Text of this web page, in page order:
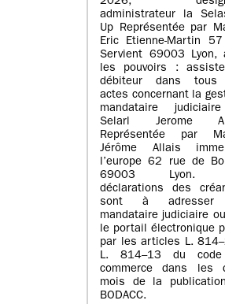
administrateur la
Up Représentée par
Eric Etienne-Martin
Servient 69003 Lyon,
les pouvoirs :
débiteur dans tous
actes concernant la
mandataire
Selarl Jerome
Représentée par
Jérôme Allais
l’europe 62 rue de
69003 Lyon.
déclarations des
sont à adresser
mandataire judiciaire
le portail électronique
par les articles L.
L. 814–13 du
commerce dans les
mois de la
BODACC.